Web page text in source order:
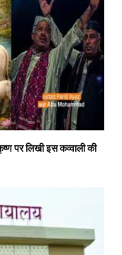
पर लिखी इस कव्वाली की